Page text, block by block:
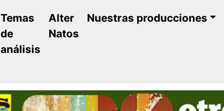
Temas
de
análisis
Alter
Natos
Nuestras producciones